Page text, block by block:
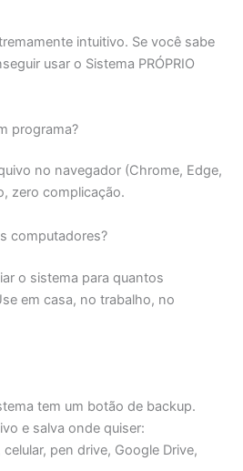
intuitivo. Se você sabe
usar o Sistema PRÓPRIO
programa?
no navegador (Chrome, Edge,
zero complicação.
computadores?
o sistema para quantos
em casa, no trabalho, no
tem um botão de backup.
e salva onde quiser:
pen drive, Google Drive,